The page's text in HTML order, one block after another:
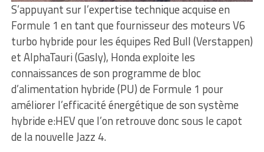
S’appuyant sur l’expertise technique acquise en
Formule 1 en tant que fournisseur des moteurs V6
turbo hybride pour les équipes Red Bull (Verstappen)
et AlphaTauri (Gasly), Honda exploite les
connaissances de son programme de bloc
d’alimentation hybride (PU) de Formule 1 pour
améliorer l’efficacité énergétique de son système
hybride e:HEV que l’on retrouve donc sous le capot
de la nouvelle Jazz 4.